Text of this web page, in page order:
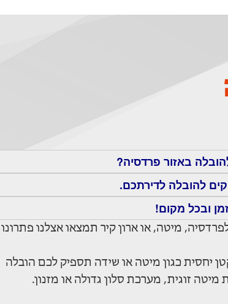
באזור פרדסיה?
להובלה לדירתכם.
ובכל מקום!
מיטה, או ארון קיר תמצאו אצלנו
יחסית כגון מיטה או שידה תספיק לכם הובלה
זוגית, מערכת סלון גדולה או מזנון.